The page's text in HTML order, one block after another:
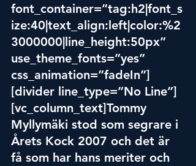
font_container=”tag:h2|font_s
ize:40|text_align:left|color:%2
3000000|line_height:50px”
use_theme_fonts=”yes”
css_animation=”fadeIn”]
[divider line_type=”No Line”]
[vc_column_text]Tommy
Myllymäki stod som segrare i
Årets Kock 2007 och det är
få som har hans meriter och